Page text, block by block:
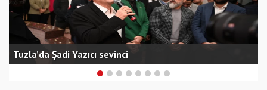
Tuzla’da Şadi Yazıcı sevinci